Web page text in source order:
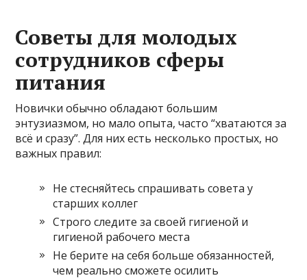
Советы для молодых
сотрудников сферы
питания
Новички обычно обладают большим
энтузиазмом, но мало опыта, часто “хватаются за
всё и сразу”. Для них есть несколько простых, но
важных правил:
Не стесняйтесь спрашивать совета у
старших коллег
Строго следите за своей гигиеной и
гигиеной рабочего места
Не берите на себя больше обязанностей,
чем реально сможете осилить